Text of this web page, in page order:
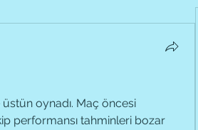
oynadı. Maç öncesi
performansı tahminleri bozar